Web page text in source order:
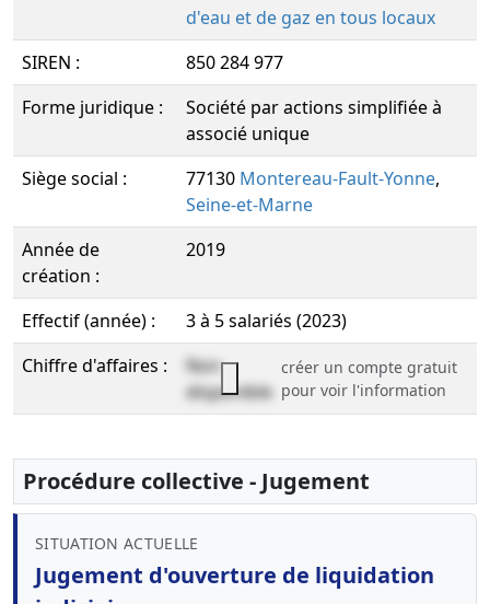
d'eau et de gaz en tous locaux
SIREN :
850 284 977
Forme juridique :
Société par actions simplifiée à
associé unique
Siège social :
77130 Montereau-Fault-Yonne,
Seine-et-Marne
Année de
création :
2019
Effectif (année) :
3 à 5 salariés (2023)
Chiffre d'affaires :
Non
disponible
créer un compte gratuit
pour voir l'information
Procédure collective - Jugement
SITUATION ACTUELLE
Jugement d'ouverture de liquidation